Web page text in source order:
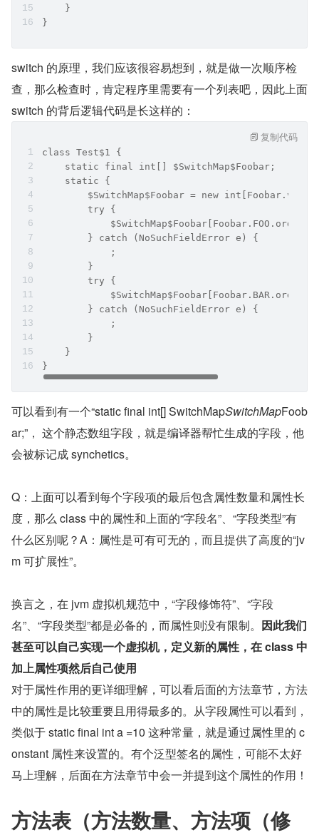
    }
}
switch 的原理，我们应该很容易想到，就是做一次顺序检
查，那么检查时，肯定程序里需要有一个列表吧，因此上面
switch 的背后逻辑代码是长这样的：
class Test$1 {
    static final int[] $SwitchMap$Foobar;
    static {
$SwitchMap$Foobar = new
        try {
        } catch (NoSuchFieldError e) {
            ;
        }
        try {
        } catch (NoSuchFieldError e) {
            ;
        }
    }
}
复制代码
可以看到有一个“static final int[] SwitchMapSwitchMapFoob
ar;”， 这个静态数组字段，就是编译器帮忙生成的字段，他
会被标记成 synchetics。
Q：上面可以看到每个字段项的最后包含属性数量和属性长
度，那么 class 中的属性和上面的“字段名”、“字段类型”有
什么区别呢？A：属性是可有可无的，而且提供了高度的“jv
m 可扩展性”。
换言之，在 jvm 虚拟机规范中，“字段修饰符”、“字段
名”、“字段类型”都是必备的，而属性则没有限制。 因此我们
甚至可以自己实现一个虚拟机，定义新的属性，在 class 中
加上属性项然后自己使用
对于属性作用的更详细理解，可以看后面的方法章节，方法
中的属性是比较重要且用得最多的。从字段属性可以看到，
类似于 static final int a =10 这种常量，就是通过属性里的 c
onstant 属性来设置的。有个泛型签名的属性，可能不太好
马上理解，后面在方法章节中会一并提到这个属性的作用！
方法表（方法数量、方法项（修